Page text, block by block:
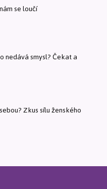
se loučí
nedává smysl? Čekat a
Zkus sílu ženského